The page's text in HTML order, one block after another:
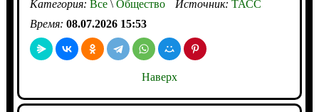
Категория: Все\Общество Источник: ТАСС
Время: 08.07.2026 15:53
Наверх